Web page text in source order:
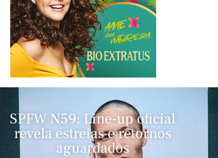
SPFW N59: Line-up oficial
revela estreias e retornos
aguardados